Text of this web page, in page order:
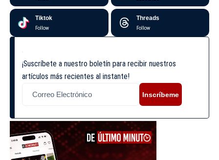
Tiktok
Follow
Threads
Follow
¡Suscríbete a nuestro boletín para recibir nuestros
artículos más recientes al instante!
Inscríbeme